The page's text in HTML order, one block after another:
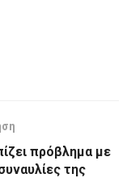
πρόβλημα με
της